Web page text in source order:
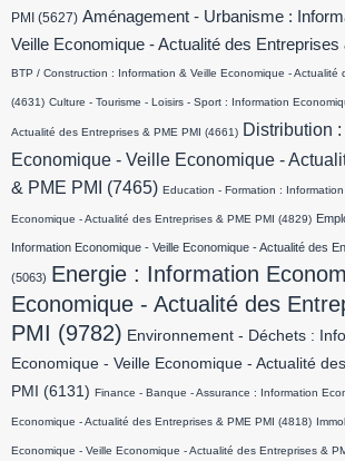
PMI (5627) Aménagement - Urbanisme :
Veille Economique - Actualité des Entreprises
BTP / Construction : Information & Veille Economique - Actualité
(4631) Culture - Tourisme - Loisirs - Sport : Information
Actualité des Entreprises & PME PMI (4661) Distribution
Economique - Veille Economique -
& PME PMI
(7465) Education - Formation :
Economique - Actualité des Entreprises & PME PMI (4829)
Information Economique - Veille Economique - Actualité des
(5063) Energie : Information
Economique - Actualité des
PMI (9782) Environnement - Déchets :
Economique - Veille Economique - Actualité
PMI
(6131) Finance - Banque - Assurance : Information
Economique - Actualité des Entreprises & PME PMI (4818)
Economique - Veille Economique - Actualité des Entreprises &